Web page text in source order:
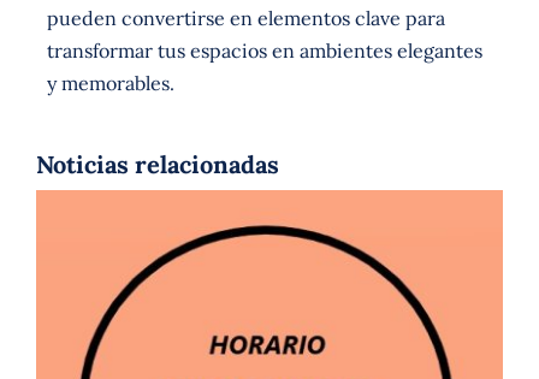
pueden convertirse en elementos clave para
transformar tus espacios en ambientes elegantes
y memorables.
Noticias relacionadas